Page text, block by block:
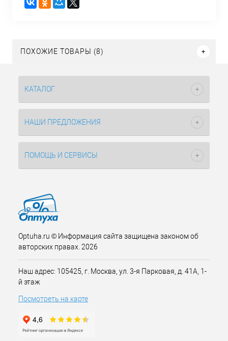
ПОХОЖИЕ ТОВАРЫ (8)
КАТАЛОГ
НАШИ ПРЕДЛОЖЕНИЯ
ПОМОЩЬ И СЕРВИСЫ
Optuha.ru © Информация сайта защищена законом об
авторских правах. 2026
Наш адрес: 105425, г. Москва, ул. 3-я Парковая, д. 41А, 1-
й этаж
Посмотреть на карте